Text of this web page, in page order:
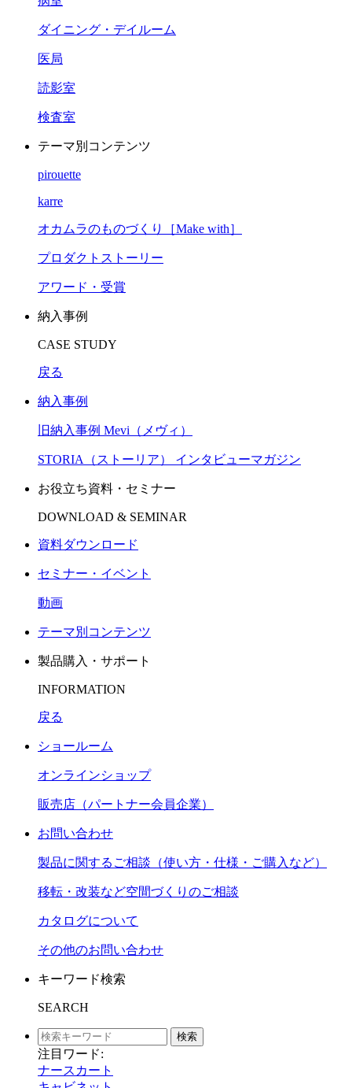
ダイニング・デイルーム
医局
読影室
検査室
テーマ別コンテンツ
pirouette
karre
オカムラのものづくり［Make with］
プロダクトストーリー
アワード・受賞
納入事例
CASE STUDY
戻る
納入事例
旧納入事例 Mevi（メヴィ）
STORIA（ストーリア） インタビューマガジン
お役立ち資料・セミナー
DOWNLOAD & SEMINAR
資料ダウンロード
セミナー・イベント
動画
テーマ別コンテンツ
製品購入・サポート
INFORMATION
戻る
ショールーム
オンラインショップ
販売店（パートナー会員企業）
お問い合わせ
製品に関するご相談（使い方・仕様・ご購入など）
移転・改装など空間づくりのご相談
カタログについて
その他のお問い合わせ
キーワード検索
SEARCH
検索
注目ワード:
ナースカート